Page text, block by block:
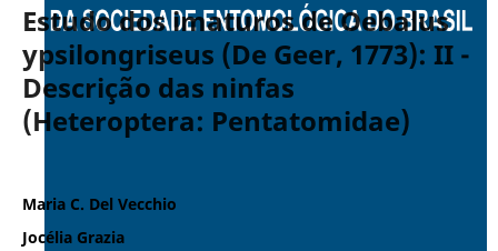
Estudo dos imaturos de Oebalus
ypsilongriseus (De Geer, 1773): II -
Descrição das ninfas
(Heteroptera: Pentatomidae)
Maria C. Del Vecchio
Jocélia Grazia